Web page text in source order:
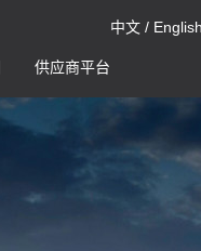
中文 /
供应商平台